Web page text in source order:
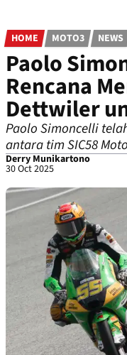
HOME MOTO3 NEWS
Paolo
Rencana
Dettwiler
Paolo Simoncelli
antara tim SIC58
Derry Munikartono
30 Oct 2025